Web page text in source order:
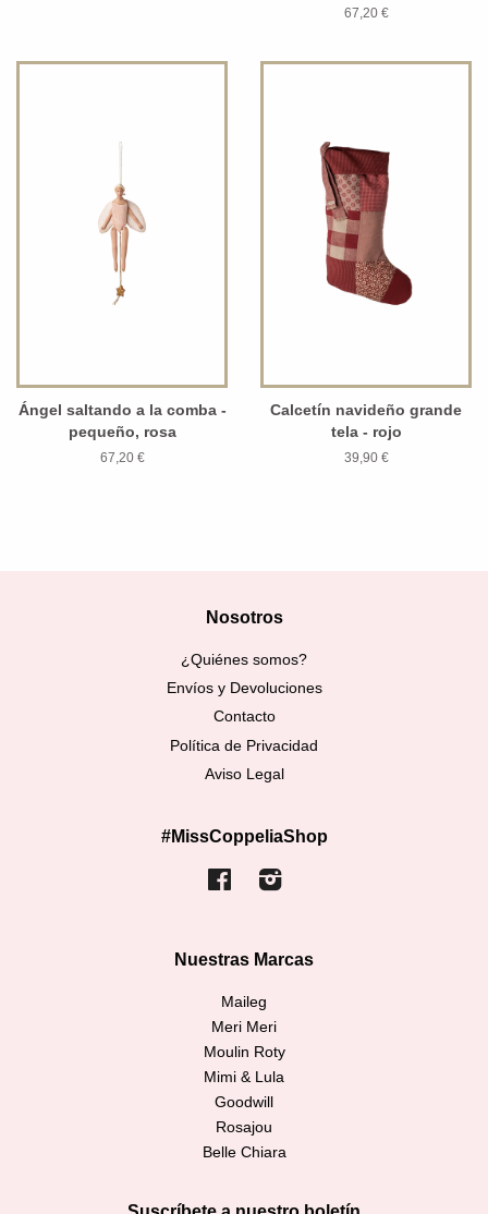
67,20 €
Ángel saltando a la comba -
pequeño, rosa
67,20 €
Calcetín navideño grande
tela - rojo
39,90 €
Nosotros
¿Quiénes somos?
Envíos y Devoluciones
Contacto
Política de Privacidad
Aviso Legal
#MissCoppeliaShop
FacebookInstagram
Nuestras Marcas
Maileg
Meri Meri
Moulin Roty
Mimi & Lula
Goodwill
Rosajou
Belle Chiara